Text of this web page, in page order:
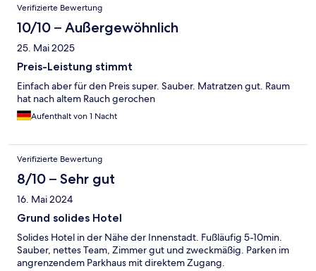
Verifizierte Bewertung
10/10 – Außergewöhnlich
25. Mai 2025
Preis-Leistung stimmt
Einfach aber für den Preis super. Sauber. Matratzen gut. Raum
hat nach altem Rauch gerochen
Aufenthalt von 1 Nacht
Verifizierte Bewertung
8/10 – Sehr gut
16. Mai 2024
Grund solides Hotel
Solides Hotel in der Nähe der Innenstadt. Fußläufig 5-10min.
Sauber, nettes Team, Zimmer gut und zweckmäßig. Parken im
angrenzendem Parkhaus mit direktem Zugang.